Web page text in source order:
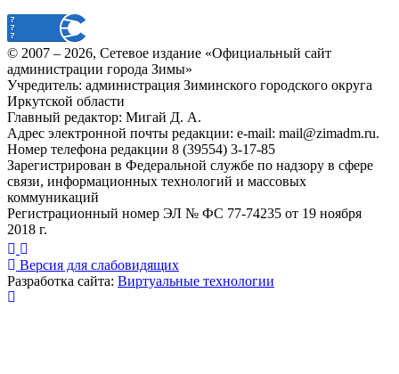
© 2007 – 2026, Сетевое издание «Официальный сайт
администрации города Зимы»
Учредитель: администрация Зиминского городского округа
Иркутской области
Главный редактор: Мигай Д. А.
Адрес электронной почты редакции: e-mail: mail@zimadm.ru.
Номер телефона редакции 8 (39554) 3-17-85
Зарегистрирован в Федеральной службе по надзору в сфере
связи, информационных технологий и массовых
коммуникаций
Регистрационный номер ЭЛ № ФС 77-74235 от 19 ноября
2018 г.
Версия для слабовидящих
Разработка сайта: Виртуальные технологии